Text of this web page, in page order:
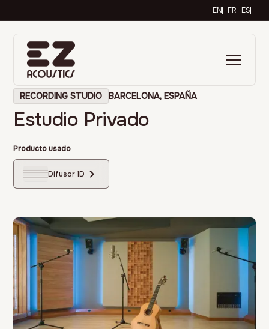
EN FR ES
RECORDING STUDIO BARCELONA, ESPAÑA
Estudio Privado
Producto usado
Difusor 1D